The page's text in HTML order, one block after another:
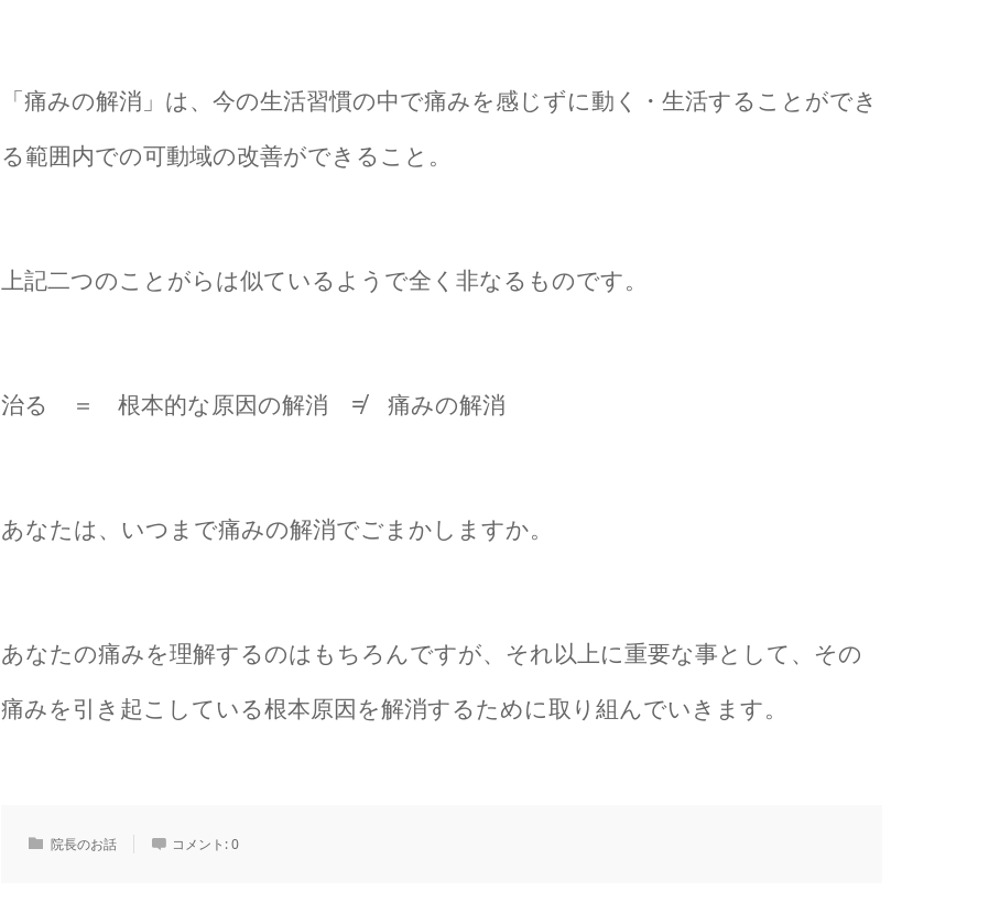
「痛みの解消」は、今の生活習慣の中で痛みを感じずに動く・生活することができ
る範囲内での可動域の改善ができること。
上記二つのことがらは似ているようで全く非なるものです。
治る ＝ 根本的な原因の解消 ≠ 痛みの解消
あなたは、いつまで痛みの解消でごまかしますか。
あなたの痛みを理解するのはもちろんですが、それ以上に重要な事として、その
痛みを引き起こしている根本原因を解消するために取り組んでいきます。
院長のお話 コメント:0